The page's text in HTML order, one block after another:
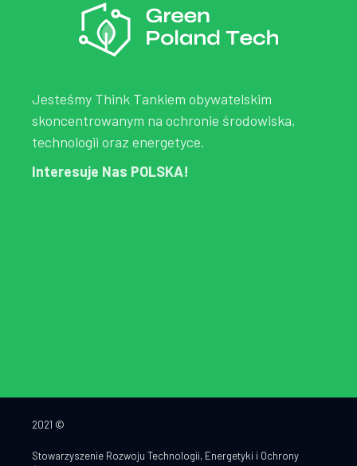
Jesteśmy Think Tankiem obywatelskim
skoncentrowanym na ochronie środowiska,
technologii oraz energetyce.
Interesuje Nas POLSKA!
2021 ©
Stowarzyszenie Rozwoju Technologii, Energetyki i Ochrony